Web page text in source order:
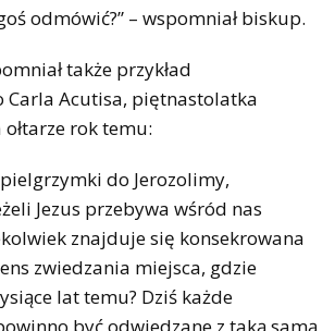
odmówić?” – wspomniał biskup.
także przykład
Carla Acutisa, piętnastolatka
rok temu:
do Jerozolimy,
Jezus przebywa wśród nas
znajduje się konsekrowana
zwiedzania miejsca, gdzie
lat temu? Dziś każde
być odwiedzane z taką samą